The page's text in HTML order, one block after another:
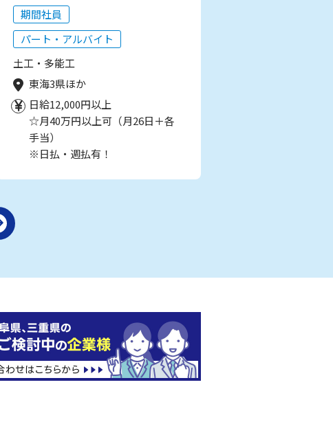
期間社員
パート・アルバイト
土工・多能工
東海3県ほか
日給12,000円以上
☆月40万円以上可（月26日＋各
手当）
※日払・週払有！